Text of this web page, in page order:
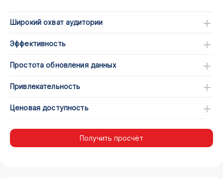
Широкий охват аудитории
Эффективность
Простота обновления данных
Привлекательность
Ценовая доступность
Получить просчёт